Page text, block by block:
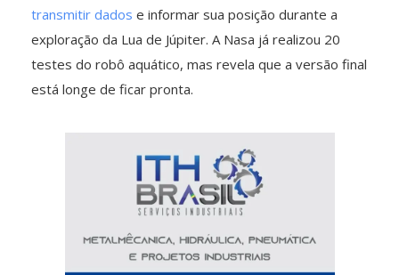
transmitir dados e informar sua posição durante a
exploração da Lua de Júpiter. A Nasa já realizou 20
testes do robô aquático, mas revela que a versão final
está longe de ficar pronta.